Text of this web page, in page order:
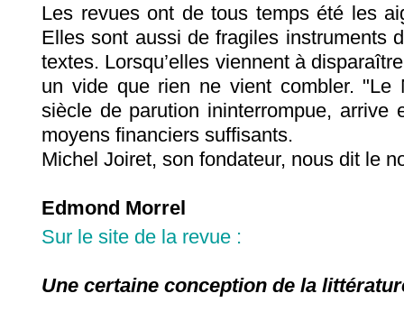
Les revues ont de tous temps été les
Elles sont aussi de fragiles instruments
textes. Lorsqu’elles viennent à
un vide que rien ne vient combler. "Le
siècle de parution ininterrompue, arrive
moyens financiers suffisants.
Michel Joiret, son fondateur, nous dit le
Edmond Morrel
Sur le site de la revue :
Une certaine conception de la